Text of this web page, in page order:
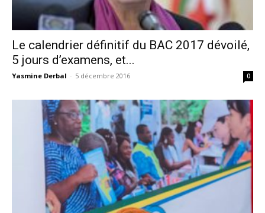
Le calendrier définitif du BAC 2017 dévoilé,
5 jours d’examens, et...
Yasmine Derbal - 5 décembre 2016 0